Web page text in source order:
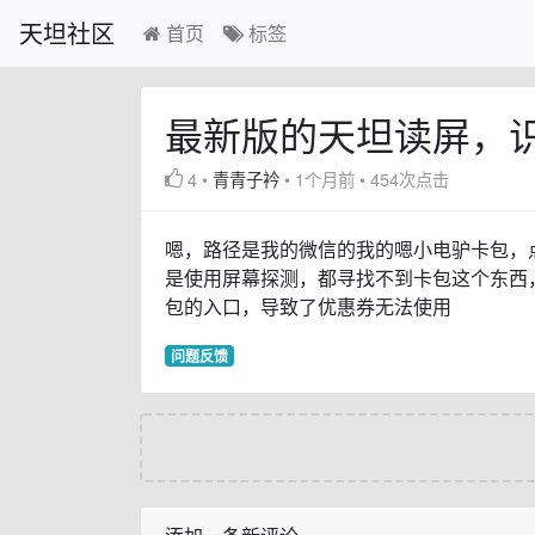
天坦社区 首页 标签
最新版的天坦读屏，
4 •青青子衿 • 1个月前 •454次点击
嗯，路径是我的微信的我的嗯小电驴卡包
是使用屏幕探测，都寻找不到卡包这个东
包的入口，导致了优惠券无法使用
问题反馈